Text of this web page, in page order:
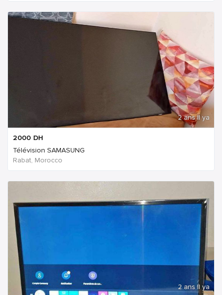
2 ans Il ya
2000 DH
Télévision SAMASUNG
Rabat, Morocco
2 ans Il ya